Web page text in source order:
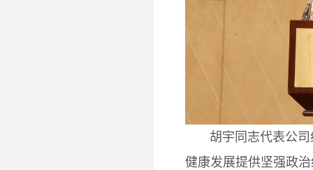
胡宇同志代表公司
健康发展提供坚强政